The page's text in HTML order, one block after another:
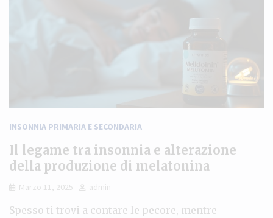
INSONNIA PRIMARIA E SECONDARIA
Il legame tra insonnia e alterazione
della produzione di melatonina
Marzo 11, 2025 admin
Spesso ti trovi a contare le pecore, mentre